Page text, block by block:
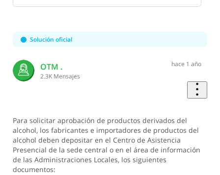
Selected
First
Solución oficial
OTM .
2.3K Mensajes
hace 1 año
Para solicitar aprobación de productos derivados del
alcohol, los fabricantes e importadores de productos del
alcohol deben depositar en el Centro de Asistencia
Presencial de la sede central o en el área de información
de las Administraciones Locales, los siguientes
documentos: